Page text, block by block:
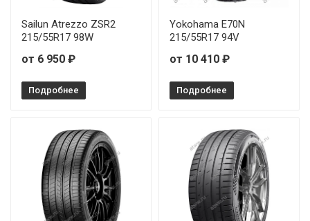
Sailun Atrezzo ZSR2
215/55R17 98W
от 6 950 ₽
Подробнее
Yokohama E70N
215/55R17 94V
от 10 410 ₽
Подробнее